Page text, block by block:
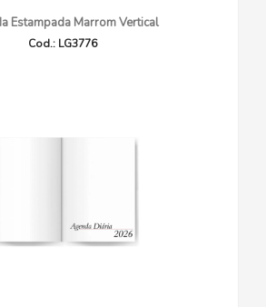
Estampada Marrom Vertical
Cod.: LG3776